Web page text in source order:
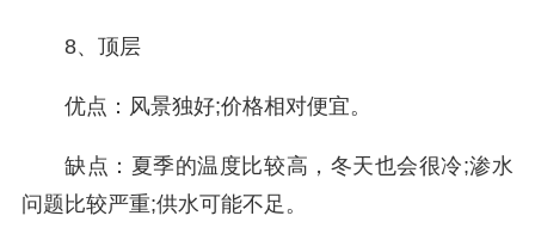
8、顶层
优点：风景独好;价格相对便宜。
缺点：夏季的温度比较高，冬天也会很冷;渗水
问题比较严重;供水可能不足。